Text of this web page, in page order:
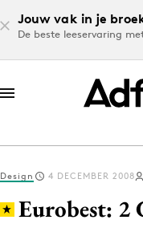
Jouw vak in je
De beste leeservaring
Log in
Design 4 DECEMBER 2008
Eurobest: 2